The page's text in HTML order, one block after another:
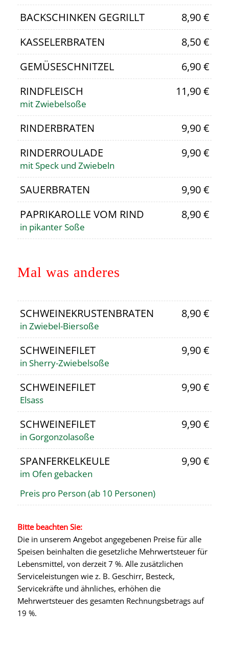
BACKSCHINKEN GEGRILLT
8,90 €
KASSELERBRATEN
8,50 €
GEMÜSESCHNITZEL
6,90 €
RINDFLEISCH
11,90 €
mit Zwiebelsoße
RINDERBRATEN
9,90 €
RINDERROULADE
9,90 €
mit Speck und Zwiebeln
SAUERBRATEN
9,90 €
PAPRIKAROLLE VOM RIND
8,90 €
in pikanter Soße
Mal was anderes
SCHWEINEKRUSTENBRATEN 8,90 €
in Zwiebel-Biersoße
SCHWEINEFILET 9,90 €
in Sherry-Zwiebelsoße
SCHWEINEFILET 9,90 €
Elsass
SCHWEINEFILET 9,90 €
in Gorgonzolasoße
SPANFERKELKEULE 9,90 €
im Ofen gebacken
Preis pro Person (ab 10 Personen)
Bitte beachten Sie:
Die in unserem Angebot angegebenen Preise für alle
Speisen beinhalten die gesetzliche Mehrwertsteuer für
Lebensmittel, von derzeit 7 %. Alle zusätzlichen
Serviceleistungen wie z. B. Geschirr, Besteck,
Servicekräfte und ähnliches, erhöhen die
Mehrwertsteuer des gesamten Rechnungsbetrags auf
19 %.